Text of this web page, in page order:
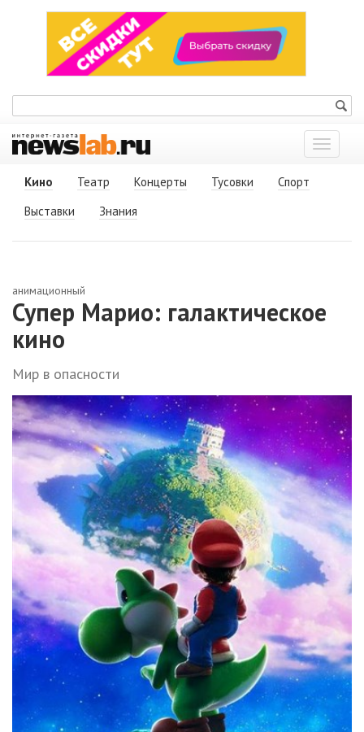
Показать
меню
Кино
Театр Концерты Тусовки
Спорт
Выставки
Знания
анимационный
Супер Марио: галактическое
кино
Мир в опасности